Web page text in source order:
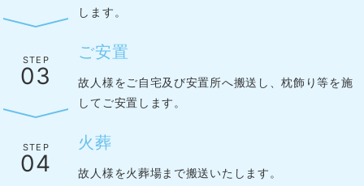
します。
STEP
03
ご安置
故人様をご自宅及び安置所へ搬送し、枕飾り等を施
してご安置します。
STEP
04
火葬
故人様を火葬場まで搬送いたします。